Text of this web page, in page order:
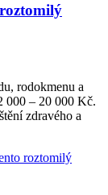
rodokmenu a
000 – 20 000 Kč.
zdravého a
roztomilý